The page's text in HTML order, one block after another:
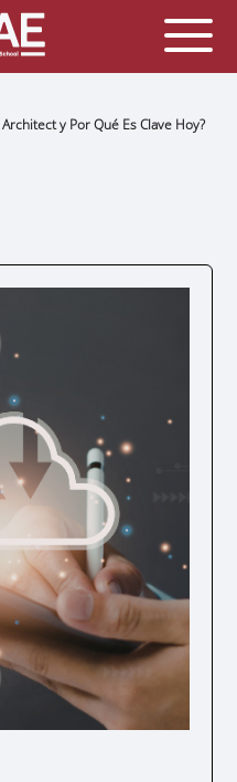
y Por Qué Es Clave Hoy?